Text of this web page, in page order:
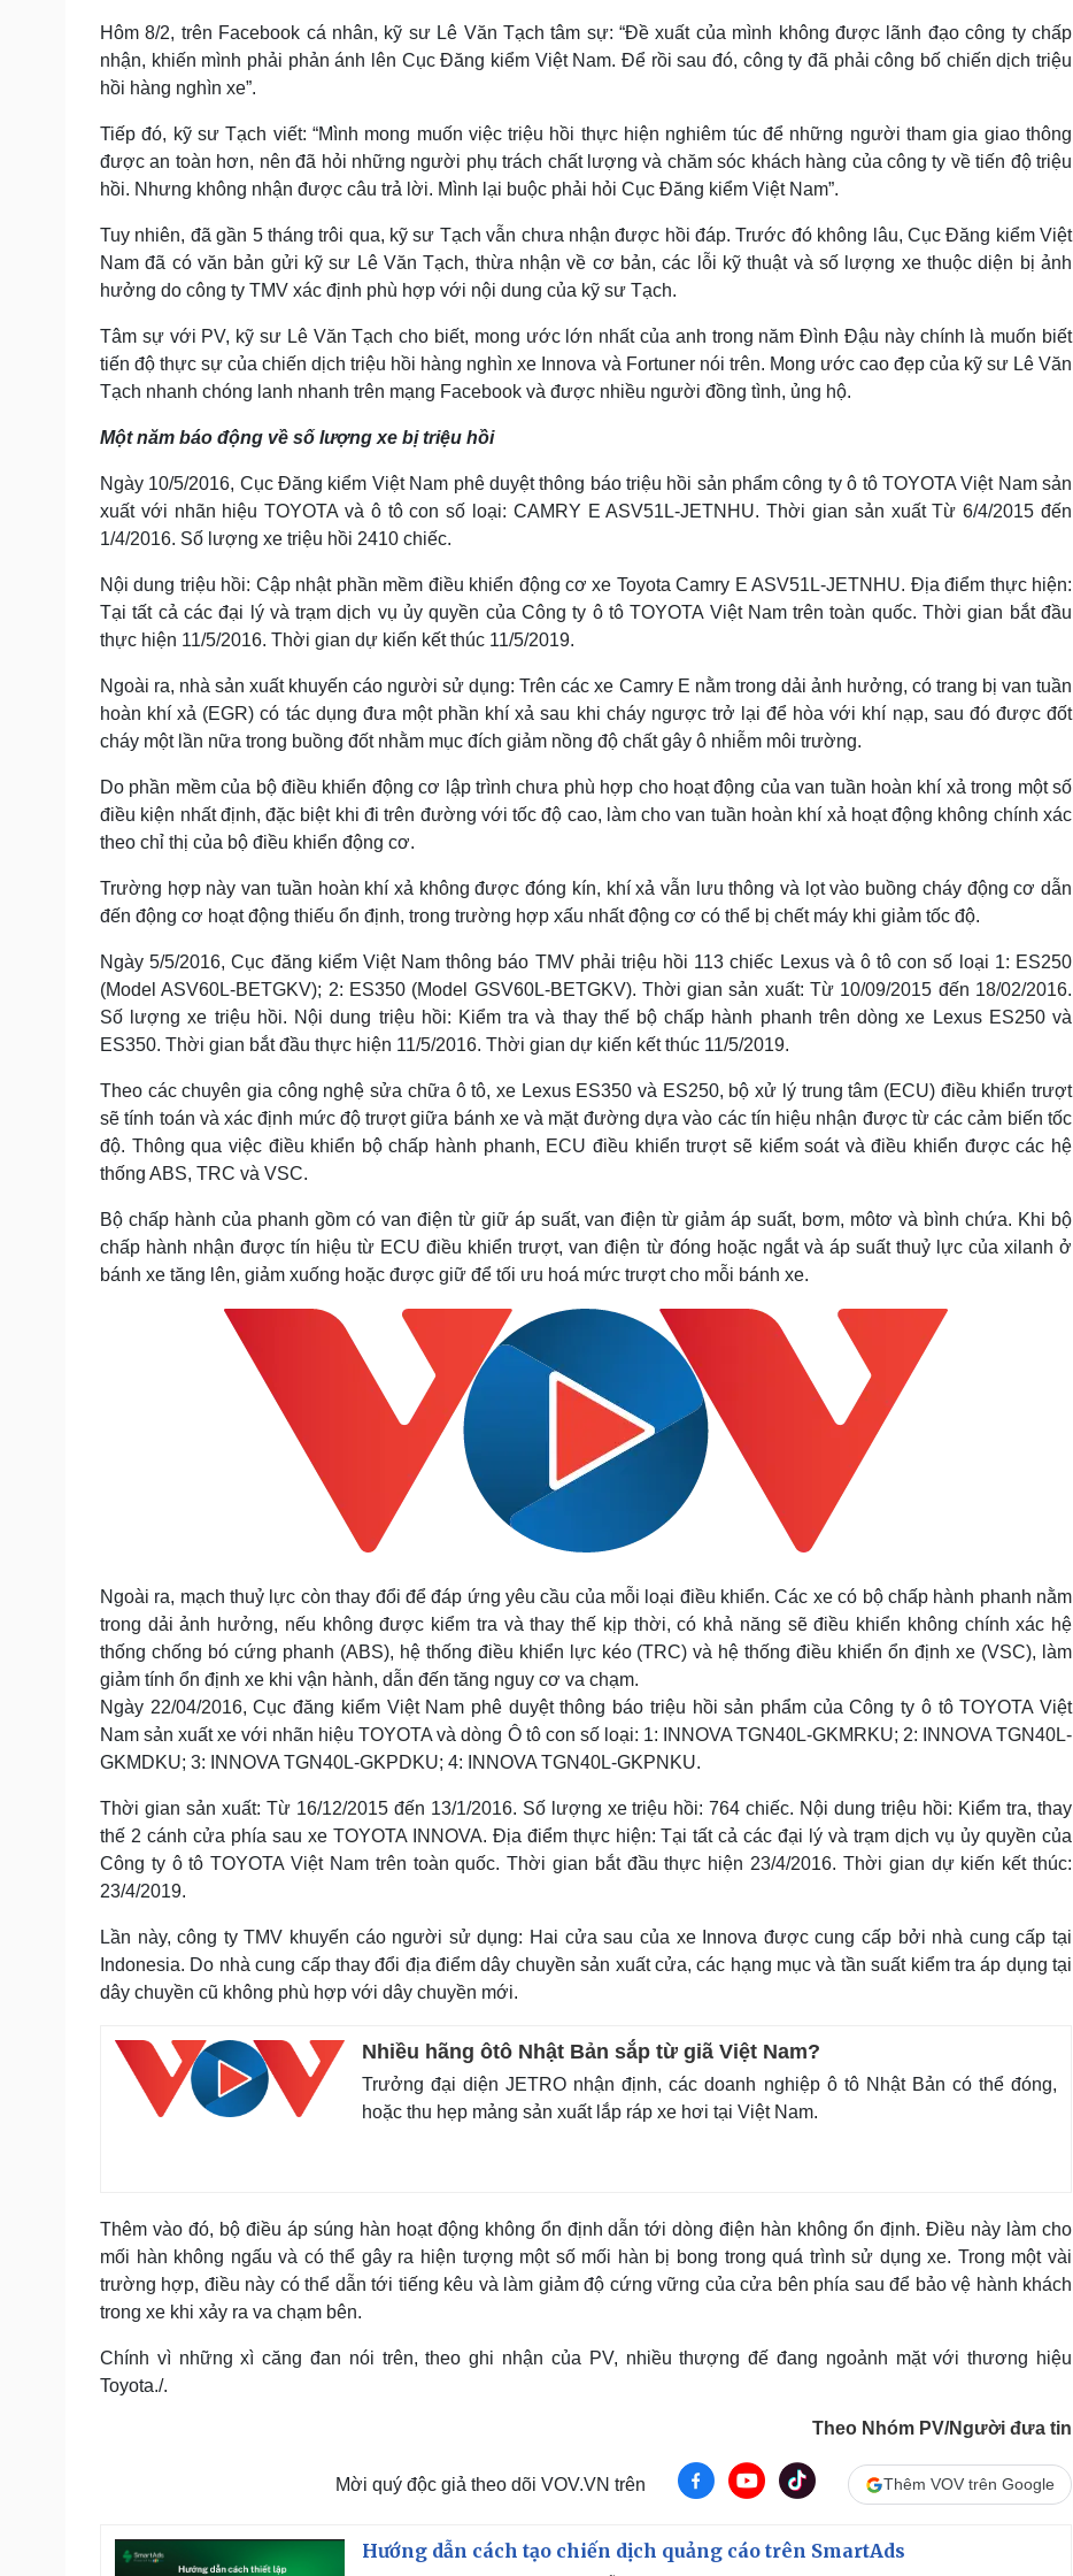
Hôm 8/2, trên Facebook cá nhân, kỹ sư Lê Văn Tạch tâm sự: “Đề xuất của mình không được lãnh đạo công ty chấp
nhận, khiến mình phải phản ánh lên Cục Đăng kiểm Việt Nam. Để rồi sau đó, công ty đã phải công bố chiến dịch triệu
hồi hàng nghìn xe”.
Tiếp đó, kỹ sư Tạch viết: “Mình mong muốn việc triệu hồi thực hiện nghiêm túc để những người tham gia giao thông
được an toàn hơn, nên đã hỏi những người phụ trách chất lượng và chăm sóc khách hàng của công ty về tiến độ triệu
hồi. Nhưng không nhận được câu trả lời. Mình lại buộc phải hỏi Cục Đăng kiểm Việt Nam”.
Tuy nhiên, đã gần 5 tháng trôi qua, kỹ sư Tạch vẫn chưa nhận được hồi đáp. Trước đó không lâu, Cục Đăng kiểm Việt
Nam đã có văn bản gửi kỹ sư Lê Văn Tạch, thừa nhận về cơ bản, các lỗi kỹ thuật và số lượng xe thuộc diện bị ảnh
hưởng do công ty TMV xác định phù hợp với nội dung của kỹ sư Tạch.
Tâm sự với PV, kỹ sư Lê Văn Tạch cho biết, mong ước lớn nhất của anh trong năm Đình Đậu này chính là muốn biết
tiến độ thực sự của chiến dịch triệu hồi hàng nghìn xe Innova và Fortuner nói trên. Mong ước cao đẹp của kỹ sư Lê Văn
Tạch nhanh chóng lanh nhanh trên mạng Facebook và được nhiều người đồng tình, ủng hộ.
Một năm báo động về số lượng xe bị triệu hồi
Ngày 10/5/2016, Cục Đăng kiểm Việt Nam phê duyệt thông báo triệu hồi sản phẩm công ty ô tô TOYOTA Việt Nam sản
xuất với nhãn hiệu TOYOTA và ô tô con số loại: CAMRY E ASV51L-JETNHU. Thời gian sản xuất Từ 6/4/2015 đến
1/4/2016. Số lượng xe triệu hồi 2410 chiếc.
Nội dung triệu hồi: Cập nhật phần mềm điều khiển động cơ xe Toyota Camry E ASV51L-JETNHU. Địa điểm thực hiện:
Tại tất cả các đại lý và trạm dịch vụ ủy quyền của Công ty ô tô TOYOTA Việt Nam trên toàn quốc. Thời gian bắt đầu
thực hiện 11/5/2016. Thời gian dự kiến kết thúc 11/5/2019.
Ngoài ra, nhà sản xuất khuyến cáo người sử dụng: Trên các xe Camry E nằm trong dải ảnh hưởng, có trang bị van tuần
hoàn khí xả (EGR) có tác dụng đưa một phần khí xả sau khi cháy ngược trở lại để hòa với khí nạp, sau đó được đốt
cháy một lần nữa trong buồng đốt nhằm mục đích giảm nồng độ chất gây ô nhiễm môi trường.
Do phần mềm của bộ điều khiển động cơ lập trình chưa phù hợp cho hoạt động của van tuần hoàn khí xả trong một số
điều kiện nhất định, đặc biệt khi đi trên đường với tốc độ cao, làm cho van tuần hoàn khí xả hoạt động không chính xác
theo chỉ thị của bộ điều khiển động cơ.
Trường hợp này van tuần hoàn khí xả không được đóng kín, khí xả vẫn lưu thông và lọt vào buồng cháy động cơ dẫn
đến động cơ hoạt động thiếu ổn định, trong trường hợp xấu nhất động cơ có thể bị chết máy khi giảm tốc độ.
Ngày 5/5/2016, Cục đăng kiểm Việt Nam thông báo TMV phải triệu hồi 113 chiếc Lexus và ô tô con số loại 1: ES250
(Model ASV60L-BETGKV); 2: ES350 (Model GSV60L-BETGKV). Thời gian sản xuất: Từ 10/09/2015 đến 18/02/2016.
Số lượng xe triệu hồi. Nội dung triệu hồi: Kiểm tra và thay thế bộ chấp hành phanh trên dòng xe Lexus ES250 và
ES350. Thời gian bắt đầu thực hiện 11/5/2016. Thời gian dự kiến kết thúc 11/5/2019.
Theo các chuyên gia công nghệ sửa chữa ô tô, xe Lexus ES350 và ES250, bộ xử lý trung tâm (ECU) điều khiển trượt
sẽ tính toán và xác định mức độ trượt giữa bánh xe và mặt đường dựa vào các tín hiệu nhận được từ các cảm biến tốc
độ. Thông qua việc điều khiển bộ chấp hành phanh, ECU điều khiển trượt sẽ kiểm soát và điều khiển được các hệ
thống ABS, TRC và VSC.
Bộ chấp hành của phanh gồm có van điện từ giữ áp suất, van điện từ giảm áp suất, bơm, môtơ và bình chứa. Khi bộ
chấp hành nhận được tín hiệu từ ECU điều khiển trượt, van điện từ đóng hoặc ngắt và áp suất thuỷ lực của xilanh ở
bánh xe tăng lên, giảm xuống hoặc được giữ để tối ưu hoá mức trượt cho mỗi bánh xe.
Ngoài ra, mạch thuỷ lực còn thay đổi để đáp ứng yêu cầu của mỗi loại điều khiển. Các xe có bộ chấp hành phanh nằm
trong dải ảnh hưởng, nếu không được kiểm tra và thay thế kịp thời, có khả năng sẽ điều khiển không chính xác hệ
thống chống bó cứng phanh (ABS), hệ thống điều khiển lực kéo (TRC) và hệ thống điều khiển ổn định xe (VSC), làm
giảm tính ổn định xe khi vận hành, dẫn đến tăng nguy cơ va chạm.
Ngày 22/04/2016, Cục đăng kiểm Việt Nam phê duyệt thông báo triệu hồi sản phẩm của Công ty ô tô TOYOTA Việt
Nam sản xuất xe với nhãn hiệu TOYOTA và dòng Ô tô con số loại: 1: INNOVA TGN40L-GKMRKU; 2: INNOVA TGN40L-
GKMDKU; 3: INNOVA TGN40L-GKPDKU; 4: INNOVA TGN40L-GKPNKU.
Thời gian sản xuất: Từ 16/12/2015 đến 13/1/2016. Số lượng xe triệu hồi: 764 chiếc. Nội dung triệu hồi: Kiểm tra, thay
thế 2 cánh cửa phía sau xe TOYOTA INNOVA. Địa điểm thực hiện: Tại tất cả các đại lý và trạm dịch vụ ủy quyền của
Công ty ô tô TOYOTA Việt Nam trên toàn quốc. Thời gian bắt đầu thực hiện 23/4/2016. Thời gian dự kiến kết thúc:
23/4/2019.
Lần này, công ty TMV khuyến cáo người sử dụng: Hai cửa sau của xe Innova được cung cấp bởi nhà cung cấp tại
Indonesia. Do nhà cung cấp thay đổi địa điểm dây chuyền sản xuất cửa, các hạng mục và tần suất kiểm tra áp dụng tại
dây chuyền cũ không phù hợp với dây chuyền mới.
Nhiều hãng ôtô Nhật Bản sắp từ giã Việt Nam?
Trưởng đại diện JETRO nhận định, các doanh nghiệp ô tô Nhật Bản có thể đóng,
hoặc thu hẹp mảng sản xuất lắp ráp xe hơi tại Việt Nam.
Thêm vào đó, bộ điều áp súng hàn hoạt động không ổn định dẫn tới dòng điện hàn không ổn định. Điều này làm cho
mối hàn không ngấu và có thể gây ra hiện tượng một số mối hàn bị bong trong quá trình sử dụng xe. Trong một vài
trường hợp, điều này có thể dẫn tới tiếng kêu và làm giảm độ cứng vững của cửa bên phía sau để bảo vệ hành khách
trong xe khi xảy ra va chạm bên.
Chính vì những xì căng đan nói trên, theo ghi nhận của PV, nhiều thượng đế đang ngoảnh mặt với thương hiệu
Toyota./.
Theo Nhóm PV/Người đưa tin
Mời quý độc giả theo dõi VOV.VN trên Thêm VOV trên Google
Hướng dẫn cách tạo chiến dịch quảng cáo trên SmartAds